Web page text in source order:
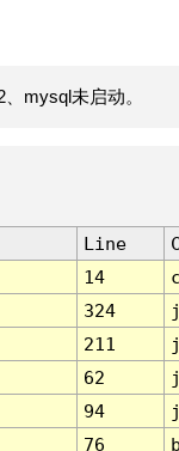
mysql未启动。
Line
14
324
211
62
94
76